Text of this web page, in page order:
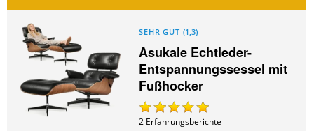
SEHR GUT (1,3)
Asukale Echtleder-
Entspannungssessel mit
Fußhocker
2 Erfahrungsberichte